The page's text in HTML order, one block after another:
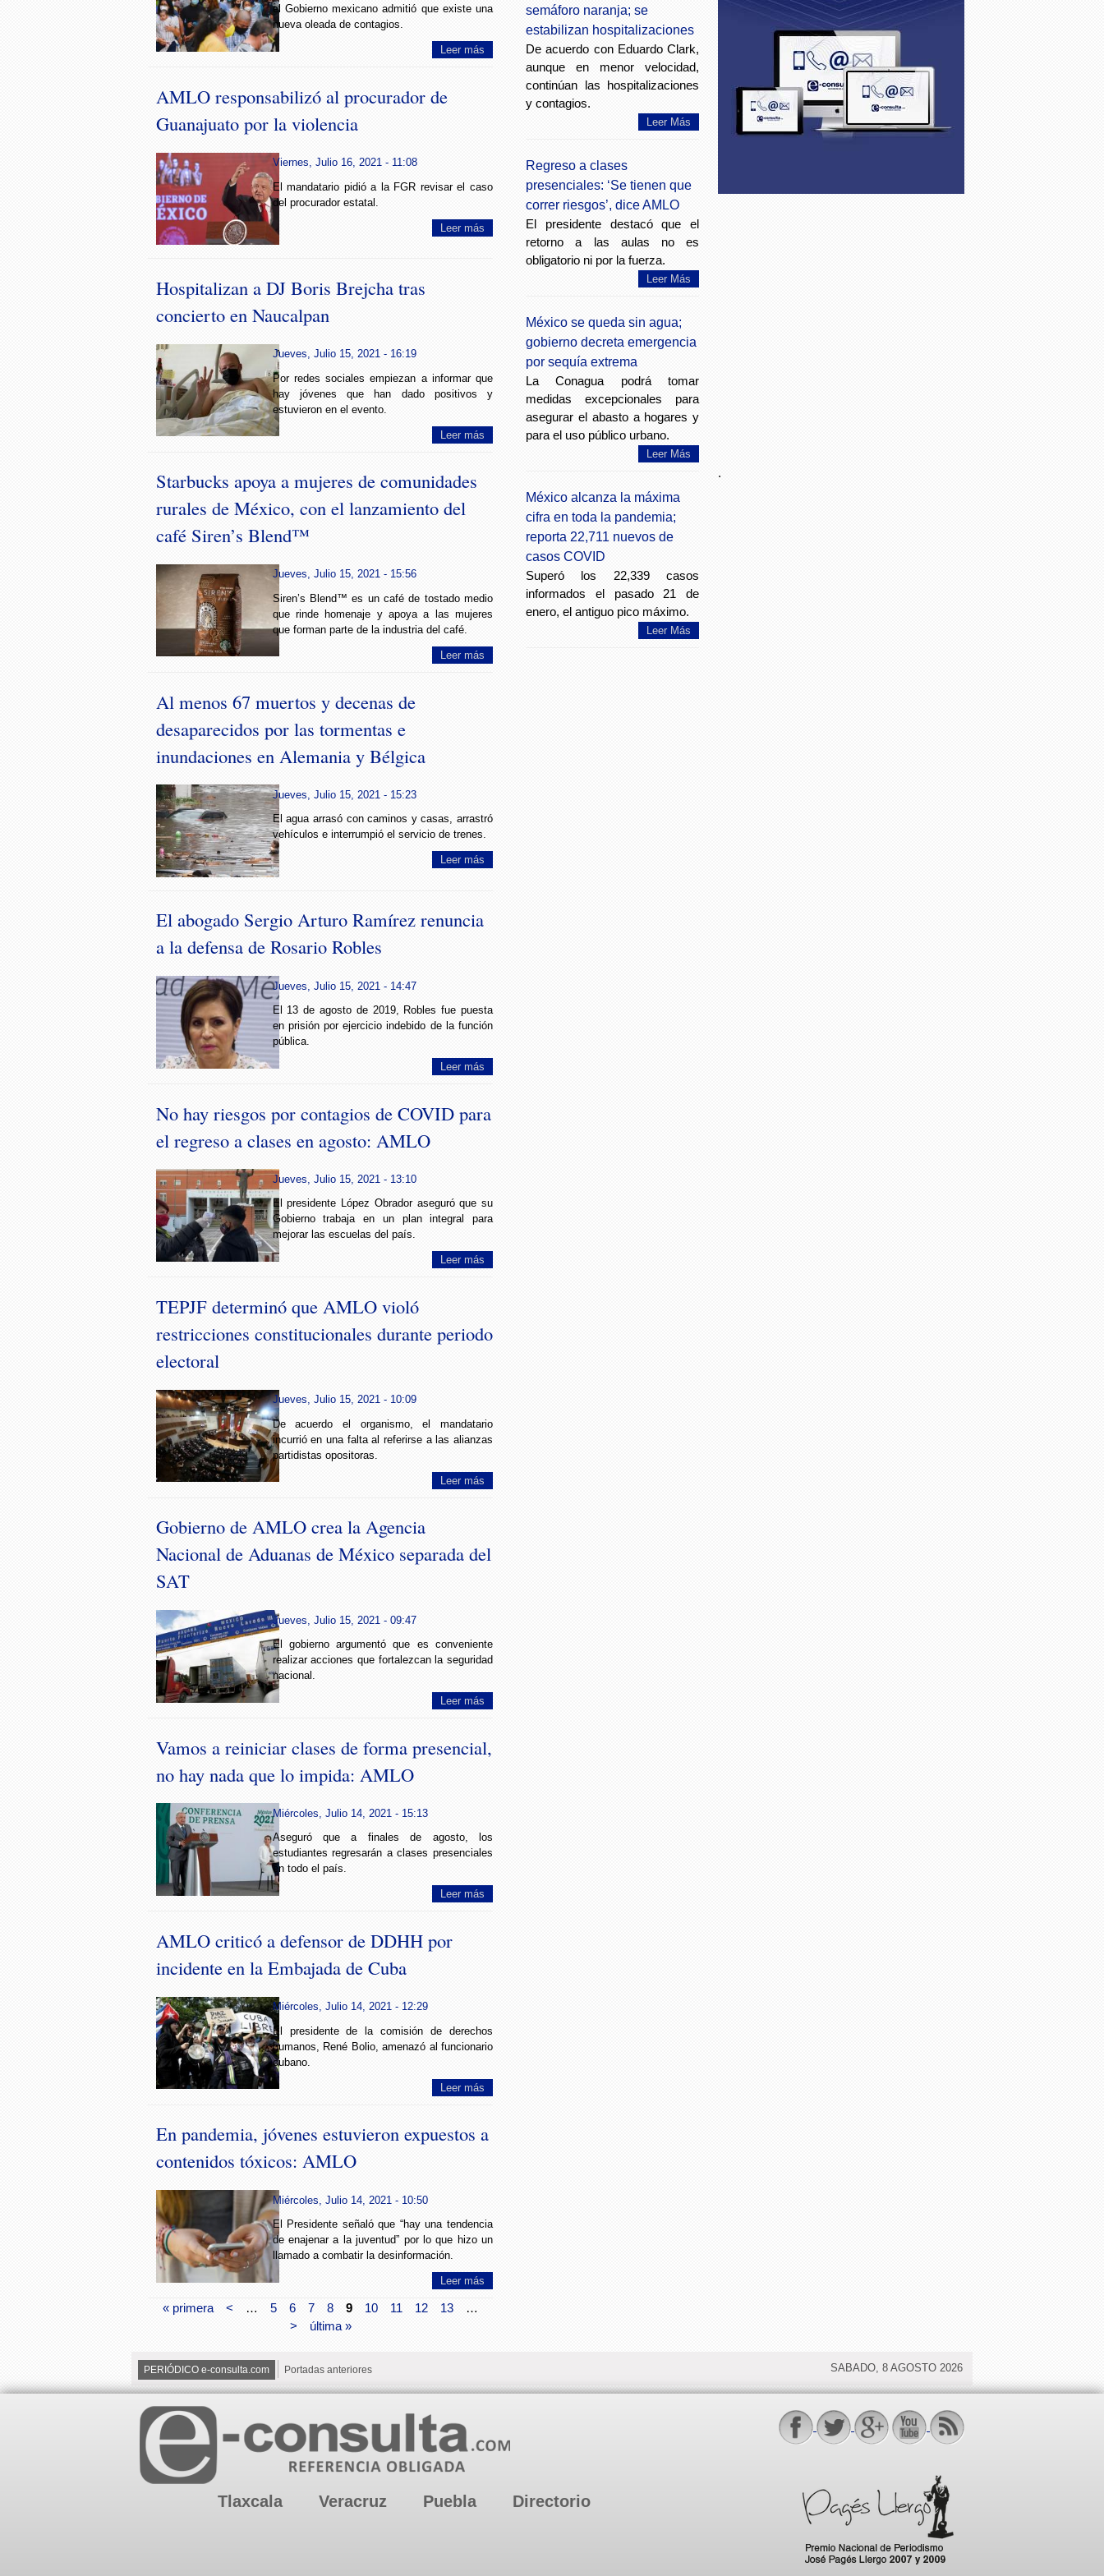
el Gobierno mexicano admitió que existe una
nueva oleada de contagios.
Leer más
AMLO responsabilizó al procurador de
Guanajuato por la violencia
Viernes, Julio 16, 2021 - 11:08
El mandatario pidió a la FGR revisar el caso
del procurador estatal.
Leer más
Hospitalizan a DJ Boris Brejcha tras
concierto en Naucalpan
Jueves, Julio 15, 2021 - 16:19
Por redes sociales empiezan a informar que
hay jóvenes que han dado positivos y
estuvieron en el evento.
Leer más
Starbucks apoya a mujeres de comunidades
rurales de México, con el lanzamiento del
café Siren’s Blend™
Jueves, Julio 15, 2021 - 15:56
Siren’s Blend™ es un café de tostado medio
que rinde homenaje y apoya a las mujeres
que forman parte de la industria del café.
Leer más
Al menos 67 muertos y decenas de
desaparecidos por las tormentas e
inundaciones en Alemania y Bélgica
Jueves, Julio 15, 2021 - 15:23
El agua arrasó con caminos y casas, arrastró
vehículos e interrumpió el servicio de trenes.
Leer más
El abogado Sergio Arturo Ramírez renuncia
a la defensa de Rosario Robles
Jueves, Julio 15, 2021 - 14:47
El 13 de agosto de 2019, Robles fue puesta
en prisión por ejercicio indebido de la función
pública.
Leer más
No hay riesgos por contagios de COVID para
el regreso a clases en agosto: AMLO
Jueves, Julio 15, 2021 - 13:10
El presidente López Obrador aseguró que su
Gobierno trabaja en un plan integral para
mejorar las escuelas del país.
Leer más
TEPJF determinó que AMLO violó
restricciones constitucionales durante periodo
electoral
Jueves, Julio 15, 2021 - 10:09
De acuerdo el organismo, el mandatario
incurrió en una falta al referirse a las alianzas
partidistas opositoras.
Leer más
Gobierno de AMLO crea la Agencia
Nacional de Aduanas de México separada del
SAT
Jueves, Julio 15, 2021 - 09:47
El gobierno argumentó que es conveniente
realizar acciones que fortalezcan la seguridad
nacional.
Leer más
Vamos a reiniciar clases de forma presencial,
no hay nada que lo impida: AMLO
Miércoles, Julio 14, 2021 - 15:13
Aseguró que a finales de agosto, los
estudiantes regresarán a clases presenciales
en todo el país.
Leer más
AMLO criticó a defensor de DDHH por
incidente en la Embajada de Cuba
Miércoles, Julio 14, 2021 - 12:29
El presidente de la comisión de derechos
humanos, René Bolio, amenazó al funcionario
cubano.
Leer más
En pandemia, jóvenes estuvieron expuestos a
contenidos tóxicos: AMLO
Miércoles, Julio 14, 2021 - 10:50
El Presidente señaló que “hay una tendencia
de enajenar a la juventud” por lo que hizo un
llamado a combatir la desinformación.
Leer más
« primera < 5 6 7 8 9 10 11 12 13
>
última »
semáforo naranja; se
estabilizan hospitalizaciones
De acuerdo con Eduardo Clark,
aunque en menor velocidad,
continúan las hospitalizaciones
y contagios.
Leer Más
Regreso a clases
presenciales: ‘Se tienen que
correr riesgos’, dice AMLO
El presidente destacó que el
retorno a las aulas no es
obligatorio ni por la fuerza.
Leer Más
México se queda sin agua;
gobierno decreta emergencia
por sequía extrema
La Conagua podrá tomar
medidas excepcionales para
asegurar el abasto a hogares y
para el uso público urbano.
Leer Más
México alcanza la máxima
cifra en toda la pandemia;
reporta 22,711 nuevos de
casos COVID
Superó los 22,339 casos
informados el pasado 21 de
enero, el antiguo pico máximo.
Leer Más
.
PERIÓDICO e-consulta.com Portadas anteriores SABADO, 8 AGOSTO 2026
Tlaxcala Veracruz Puebla Directorio